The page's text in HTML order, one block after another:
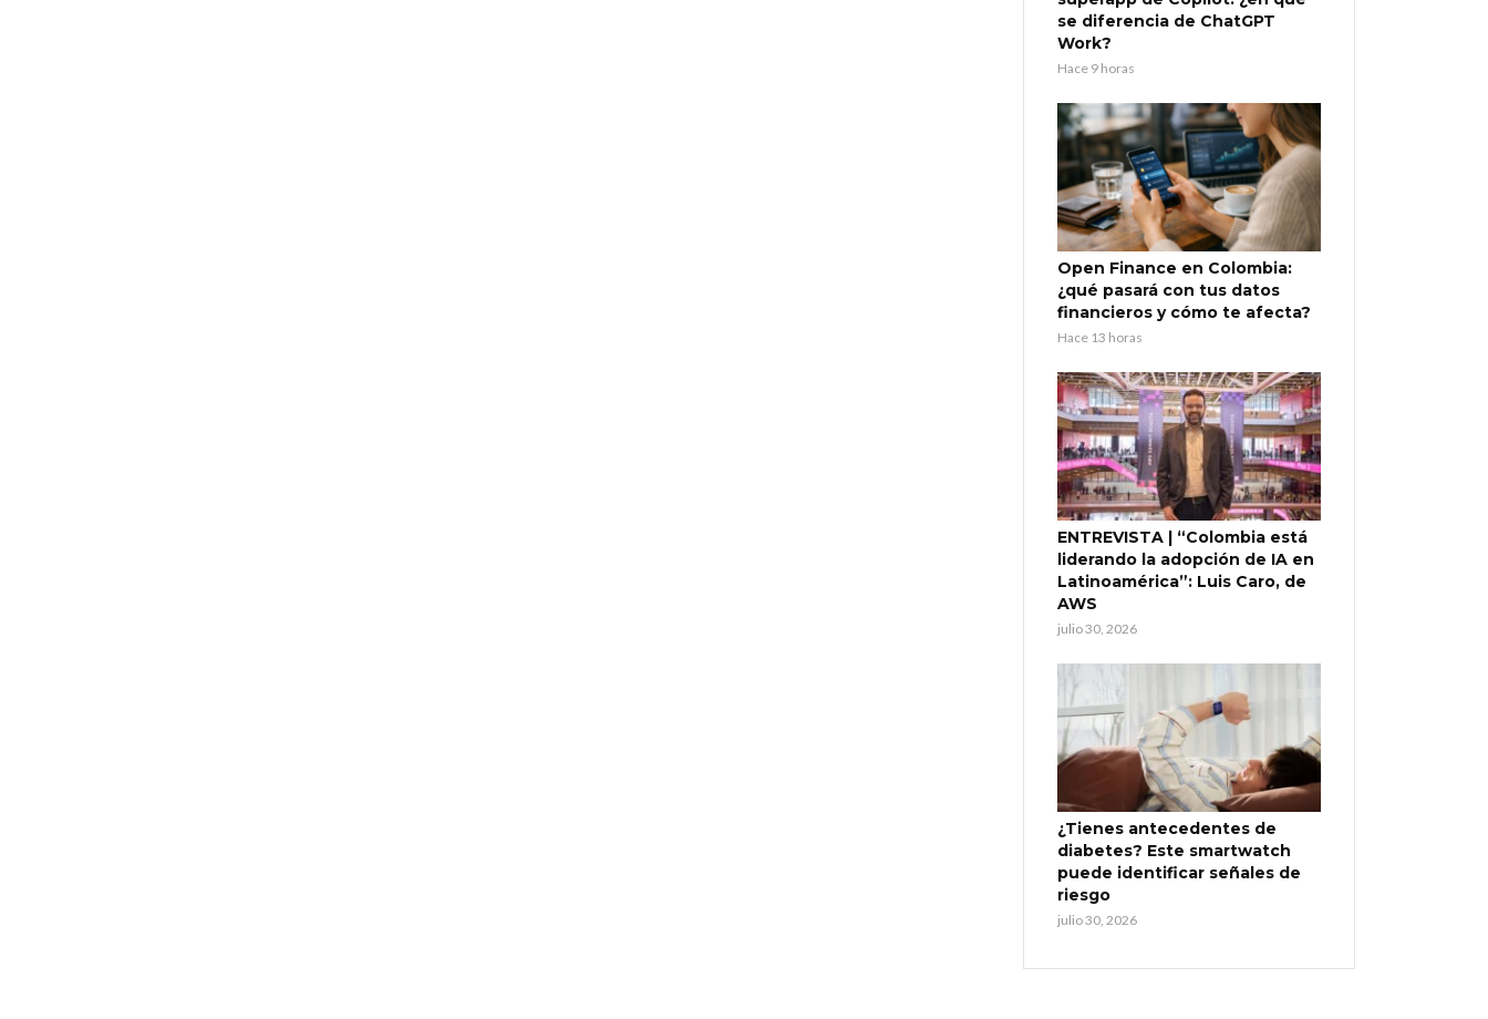
se diferencia de ChatGPT
Work?
Hace 9 horas
Open Finance en Colombia:
¿qué pasará con tus datos
financieros y cómo te afecta?
Hace 13 horas
ENTREVISTA | “Colombia está
liderando la adopción de IA en
Latinoamérica”: Luis Caro, de
AWS
julio 30, 2026
¿Tienes antecedentes de
diabetes? Este smartwatch
puede identificar señales de
riesgo
julio 30, 2026